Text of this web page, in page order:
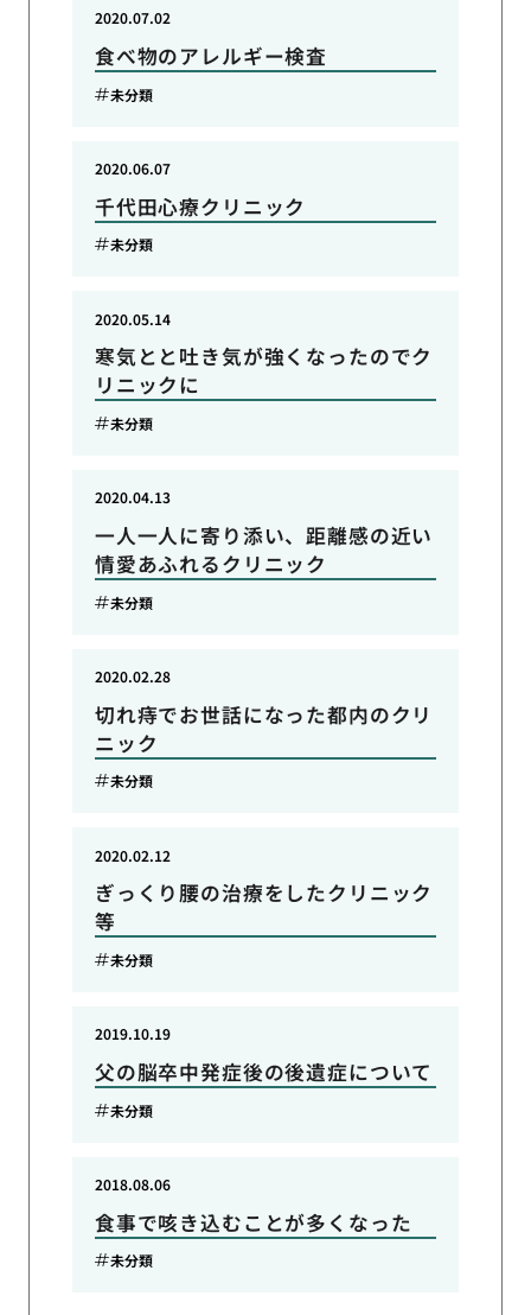
食べ物のアレルギー検査
2020.07.02
未分類
千代田心療クリニック
2020.06.07
未分類
寒気とと吐き気が強くなったのでク
リニックに
2020.05.14
未分類
一人一人に寄り添い、距離感の近い
情愛あふれるクリニック
2020.04.13
未分類
切れ痔でお世話になった都内のクリ
ニック
2020.02.28
未分類
ぎっくり腰の治療をしたクリニック
等
2020.02.12
未分類
父の脳卒中発症後の後遺症について
2019.10.19
未分類
食事で咳き込むことが多くなった
2018.08.06
未分類